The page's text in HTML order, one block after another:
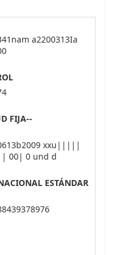
a2200313Ia
FIJA--
xxu|||||
00| 0 und d
ESTÁNDAR